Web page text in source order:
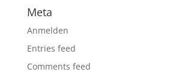
Meta
Anmelden
Entries feed
Comments feed